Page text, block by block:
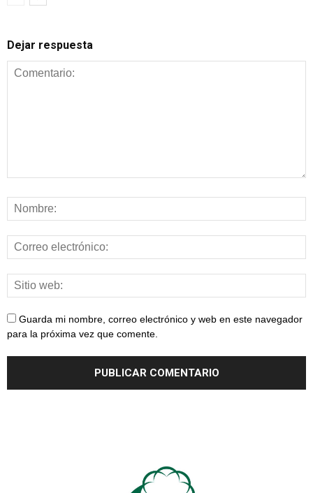
Dejar respuesta
Guarda mi nombre, correo electrónico y web en este navegador
para la próxima vez que comente.